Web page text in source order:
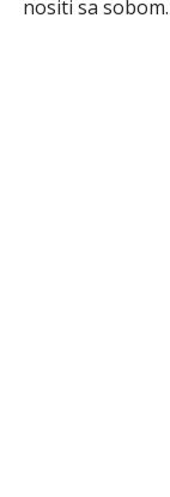
nositi sa sobom.